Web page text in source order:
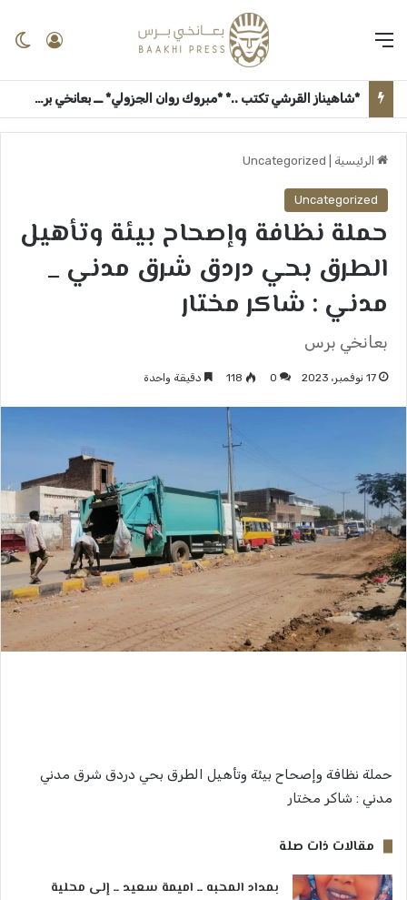
*شاهيناز القرشي تكتب ..* *مبروك روان الجزولي* ــ بعانخي برس
الرئيسية Uncategorized
Uncategorized
حملة نظافة وإصحاح بيئة وتأهيل
الطرق بحي دردق شرق مدني _
مدني : شاكر مختار
بعانخي برس
17 نوفمبر، 2023 0
118 دقيقة واحدة
حملة نظافة وإصحاح بيئة وتأهيل الطرق بحي دردق شرق مدني
مدني : شاكر مختار
مقالات ذات صلة
بمداد المحبه ــ اميمة سعيد ــ إلى محلية